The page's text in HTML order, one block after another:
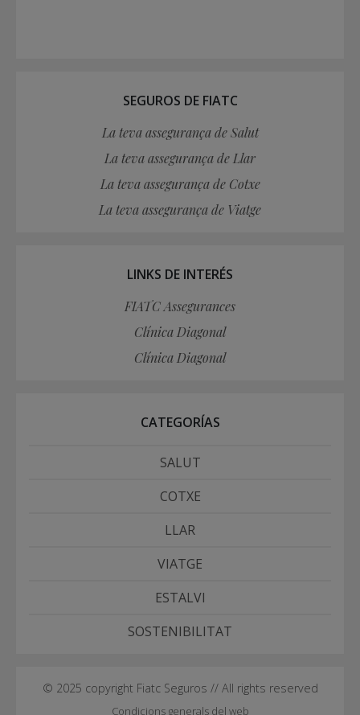
SEGUROS DE FIATC
La teva assegurança de Salut
La teva assegurança de Llar
La teva assegurança de Cotxe
La teva assegurança de Viatge
LINKS DE INTERÉS
FIATC Assegurances
Clínica Diagonal
Clínica Diagonal
CATEGORÍAS
SALUT
COTXE
LLAR
VIATGE
ESTALVI
SOSTENIBILITAT
© 2025 copyright Fiatc Seguros // All rights reserved
Condicions generals del web